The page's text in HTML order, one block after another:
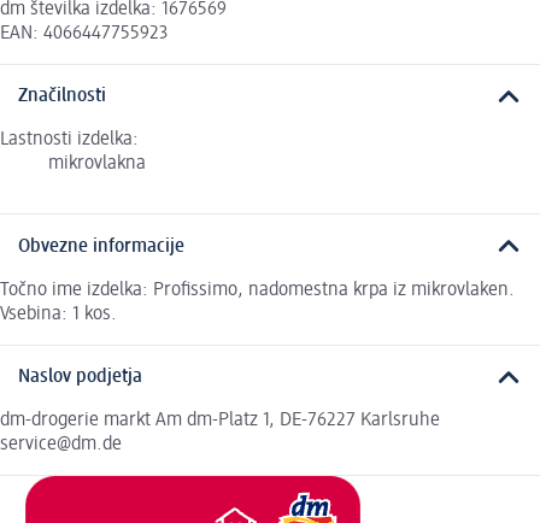
dm številka izdelka: 1676569
EAN: 4066447755923
Značilnosti
Lastnosti izdelka:
mikrovlakna
Obvezne informacije
Točno ime izdelka: Profissimo, nadomestna krpa iz mikrovlaken.
Vsebina: 1 kos.
Naslov podjetja
dm-drogerie markt Am dm-Platz 1, DE-76227 Karlsruhe
service@dm.de